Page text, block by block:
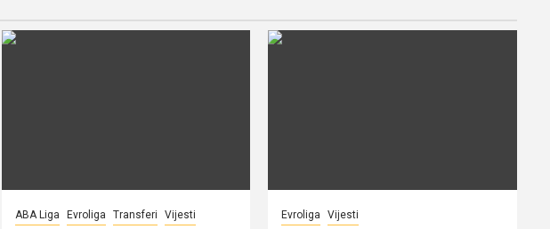
ABA Liga Evroliga Transferi Vijesti Evroliga Vijesti